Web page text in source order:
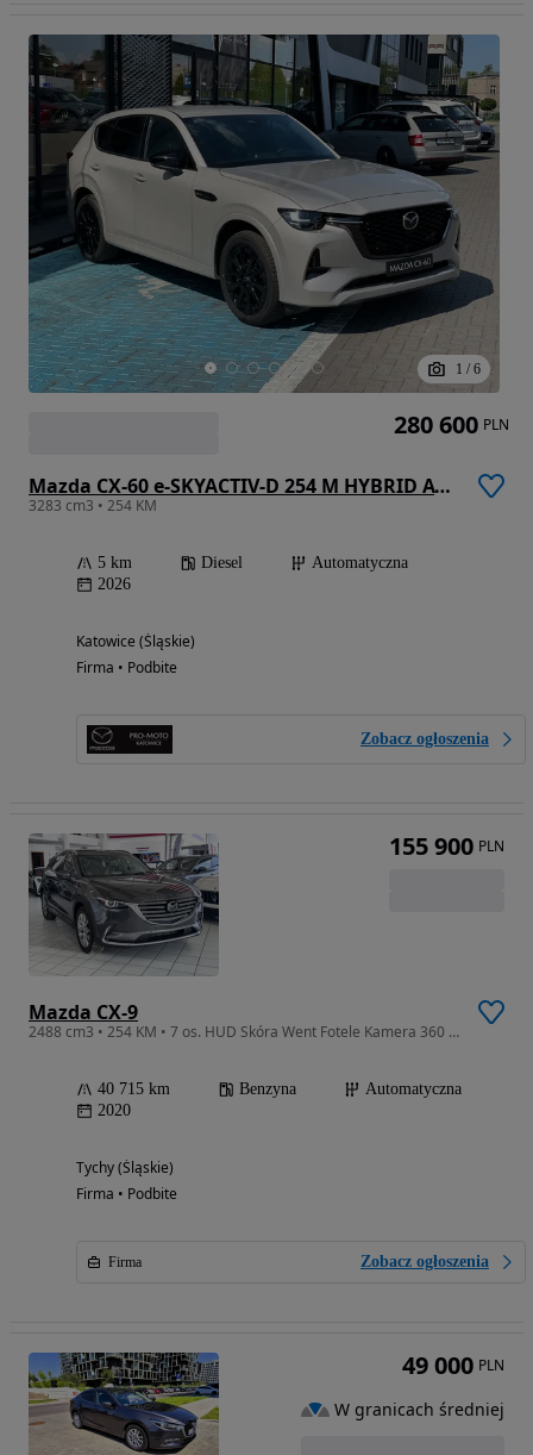
1 / 6
Mazda CX-60 e-SKYACTIV-D 254 M HYBRID AWD HOMURA PLUS
3283 cm3 • 254 KM
5 km Diesel
Automatyczna
2026
Katowice (Śląskie)
Firma • Podbite
Zobacz ogłoszenia
280 600 PLN
Mazda CX-9
2488 cm3 • 254 KM • 7 os. HUD Skóra Went Fotele Kamera 360 BOSE FV23%
40 715 km Benzyna
Automatyczna
2020
Tychy (Śląskie)
Firma • Podbite
Firma Zobacz ogłoszenia
155 900 PLN
49 000 PLN
W granicach średniej